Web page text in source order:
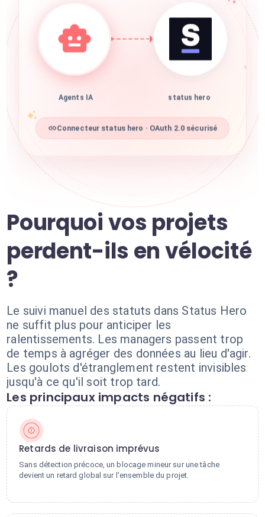
Agents IA status hero
Connecteur status hero · OAuth 2.0 sécurisé
Pourquoi vos projets
perdent-ils en vélocité
?
Le suivi manuel des statuts dans Status Hero
ne suffit plus pour anticiper les
ralentissements. Les managers passent trop
de temps à agréger des données au lieu d'agir.
Les goulots d'étranglement restent invisibles
jusqu'à ce qu'il soit trop tard.
Les principaux impacts négatifs :
Retards de livraison imprévus
Sans détection précoce, un blocage mineur sur une tâche
devient un retard global sur l'ensemble du projet.